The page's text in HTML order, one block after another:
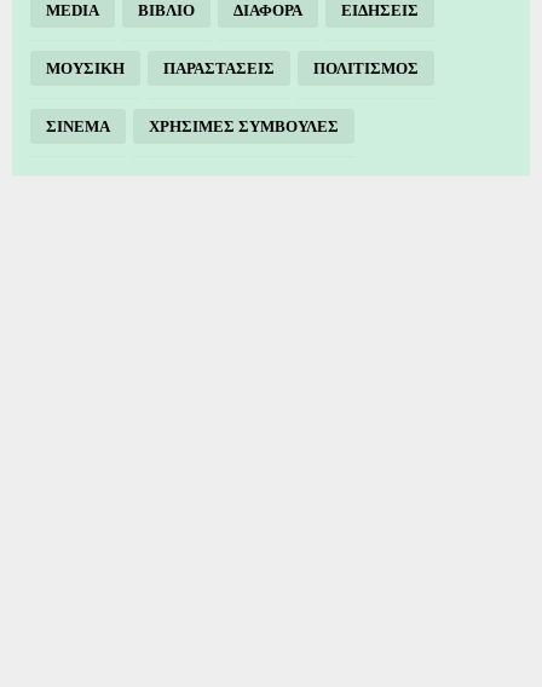
MEDIA ΒΙΒΛΙΟ ΔΙΑΦΟΡΑ ΕΙΔΗΣΕΙΣ
ΜΟΥΣΙΚΗ ΠΑΡΑΣΤΑΣΕΙΣ ΠΟΛΙΤΙΣΜΟΣ
ΣΙΝΕΜΑ ΧΡΗΣΙΜΕΣ ΣΥΜΒΟΥΛΕΣ